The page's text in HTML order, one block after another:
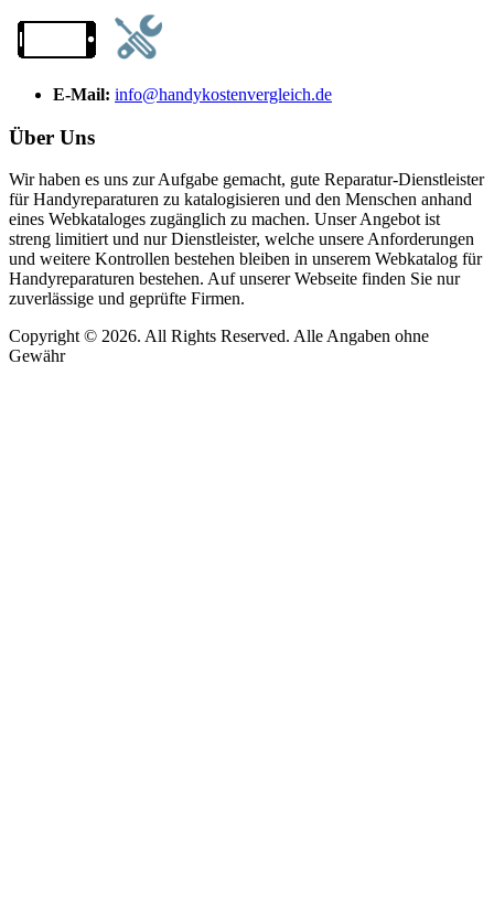
E-Mail: info@handykostenvergleich.de
Über Uns
Wir haben es uns zur Aufgabe gemacht, gute Reparatur-Dienstleister
für Handyreparaturen zu katalogisieren und den Menschen anhand
eines Webkataloges zugänglich zu machen. Unser Angebot ist
streng limitiert und nur Dienstleister, welche unsere Anforderungen
und weitere Kontrollen bestehen bleiben in unserem Webkatalog für
Handyreparaturen bestehen. Auf unserer Webseite finden Sie nur
zuverlässige und geprüfte Firmen.
Copyright © 2026. All Rights Reserved. Alle Angaben ohne
Gewähr